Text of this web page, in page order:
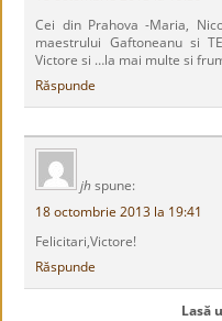
Cei din Prahova -Maria,
maestrului Gaftoneanu si
Victore si …la mai multe si
Răspunde
jh spune:
18 octombrie 2013 la 19:41
Felicitari,Victore!
Răspunde
Lasă